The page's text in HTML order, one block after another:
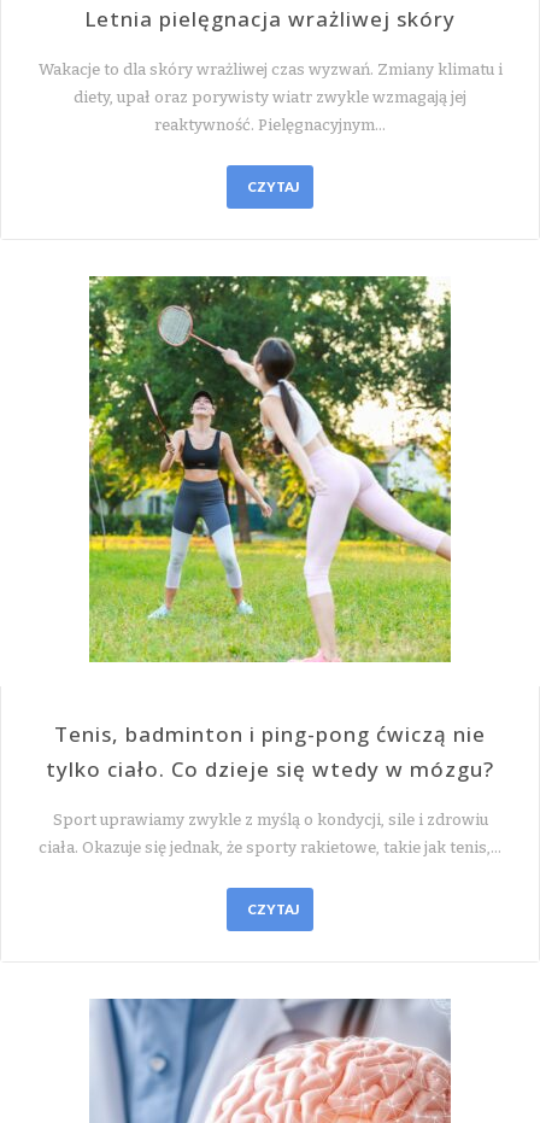
Letnia pielęgnacja wrażliwej skóry
Wakacje to dla skóry wrażliwej czas wyzwań. Zmiany klimatu i
diety, upał oraz porywisty wiatr zwykle wzmagają jej
reaktywność. Pielęgnacyjnym…
CZYTAJ
Tenis, badminton i ping-pong ćwiczą nie
tylko ciało. Co dzieje się wtedy w mózgu?
Sport uprawiamy zwykle z myślą o kondycji, sile i zdrowiu
ciała. Okazuje się jednak, że sporty rakietowe, takie jak tenis,…
CZYTAJ